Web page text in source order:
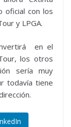
oficial con los
y LPGA.
en el
los otros
sería muy
todavía tiene